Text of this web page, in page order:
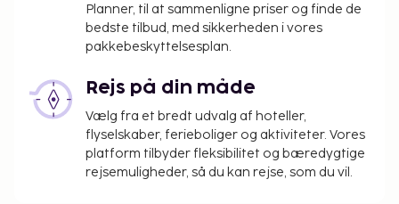
Planner, til at sammenligne priser og finde de
bedste tilbud, med sikkerheden i vores
pakkebeskyttelsesplan.
Rejs på din måde
Vælg fra et bredt udvalg af hoteller,
flyselskaber, ferieboliger og aktiviteter. Vores
platform tilbyder fleksibilitet og bæredygtige
rejsemuligheder, så du kan rejse, som du vil.